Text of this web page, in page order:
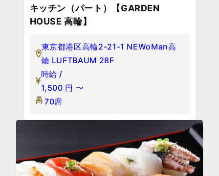
キッチン（パート）【GARDEN
HOUSE 高輪】
東京都港区高輪2-21-1 NEWoMan高
輪 LUFTBAUM 28F
時給 /
1,500 円 〜
70席